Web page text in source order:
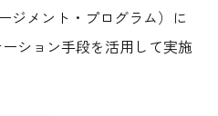
ジメント・プログラム）に
ション手段を活用して実施